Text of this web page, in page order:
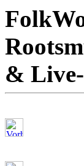
& Live-